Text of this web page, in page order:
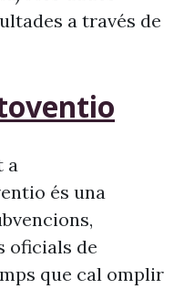
a través de
a
és una
oficials de
que cal omplir